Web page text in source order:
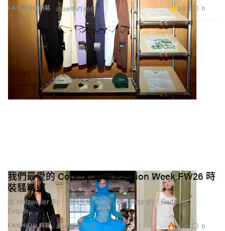
FASHION 時裝 2026年1月30日 2.3K 0
FASHION 時裝
我們最愛的 Copenhagen Fashion Week FW26 時
裝騷精選
從 Holzweiler 的「回歸主場」，到 Bonnetje 的「Cadavre
Exquis」。
2026年1月30日 18.4K 0